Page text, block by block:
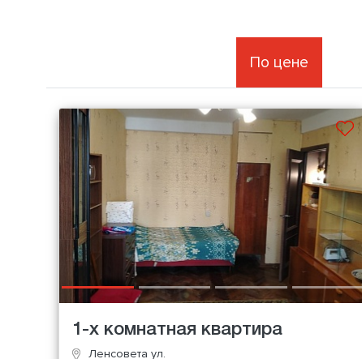
По цене
1-х комнатная квартира
Ленсовета ул.